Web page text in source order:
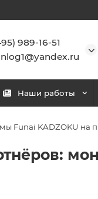
989-16-51
Наши работы
Funai KADZOKU на